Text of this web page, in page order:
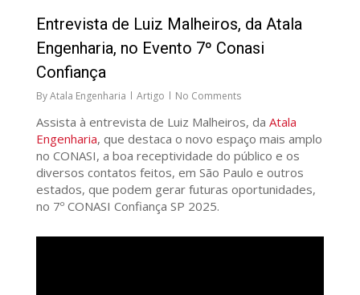
Entrevista de Luiz Malheiros, da Atala
Engenharia, no Evento 7º Conasi
Confiança
ByAtala Engenharia Artigo No Comments
Assista à entrevista de Luiz Malheiros, da Atala
Engenharia, que destaca o novo espaço mais amplo
no CONASI, a boa receptividade do público e os
diversos contatos feitos, em São Paulo e outros
estados, que podem gerar futuras oportunidades,
no 7º CONASI Confiança SP 2025.